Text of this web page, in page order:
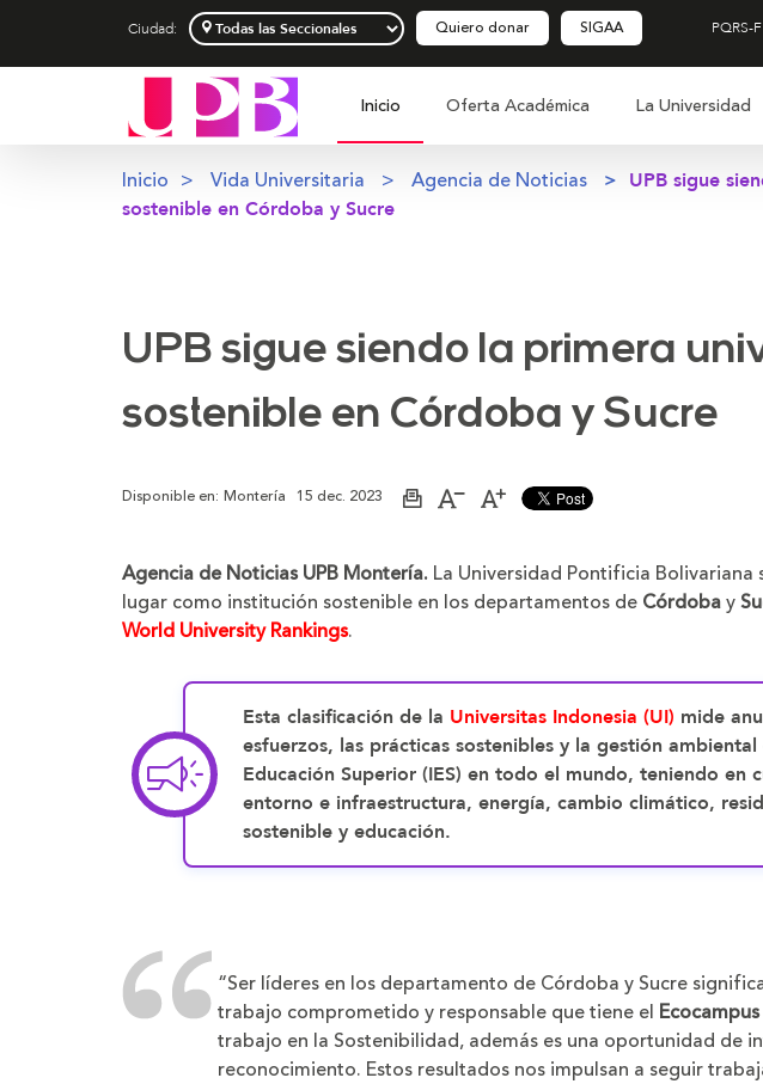
Ciudad: Quiero donar SIGAA PQRS-F
Inicio Oferta Académica La Universidad
Inicio Vida Universitaria Agencia de Noticias
UPB sigue
sostenible en Córdoba y Sucre
UPB sigue siendo la primera
sostenible en Córdoba y Sucre
Disponible en: Montería 15 dec. 2023
ImprimirAumentar
la
letra
Disminuir
la
letra
Agencia de Noticias UPB Montería. La Universidad Pontificia Bolivariana
lugar como institución sostenible en los departamentos de Córdobay
World University Rankings.
Esta clasificación de la Universitas Indonesia (UI) mide
esfuerzos, las prácticas sostenibles y la gestión
Educación Superior (IES) en todo el mundo, teniendo en
entorno e infraestructura, energía, cambio climático,
sostenible y educación.
“Ser líderes en los departamento de Córdoba y Sucre
trabajo comprometido y responsable que tiene el Ecocampus
trabajo en la Sostenibilidad, además es una oportunidad de
reconocimiento. Estos resultados nos impulsan a seguir